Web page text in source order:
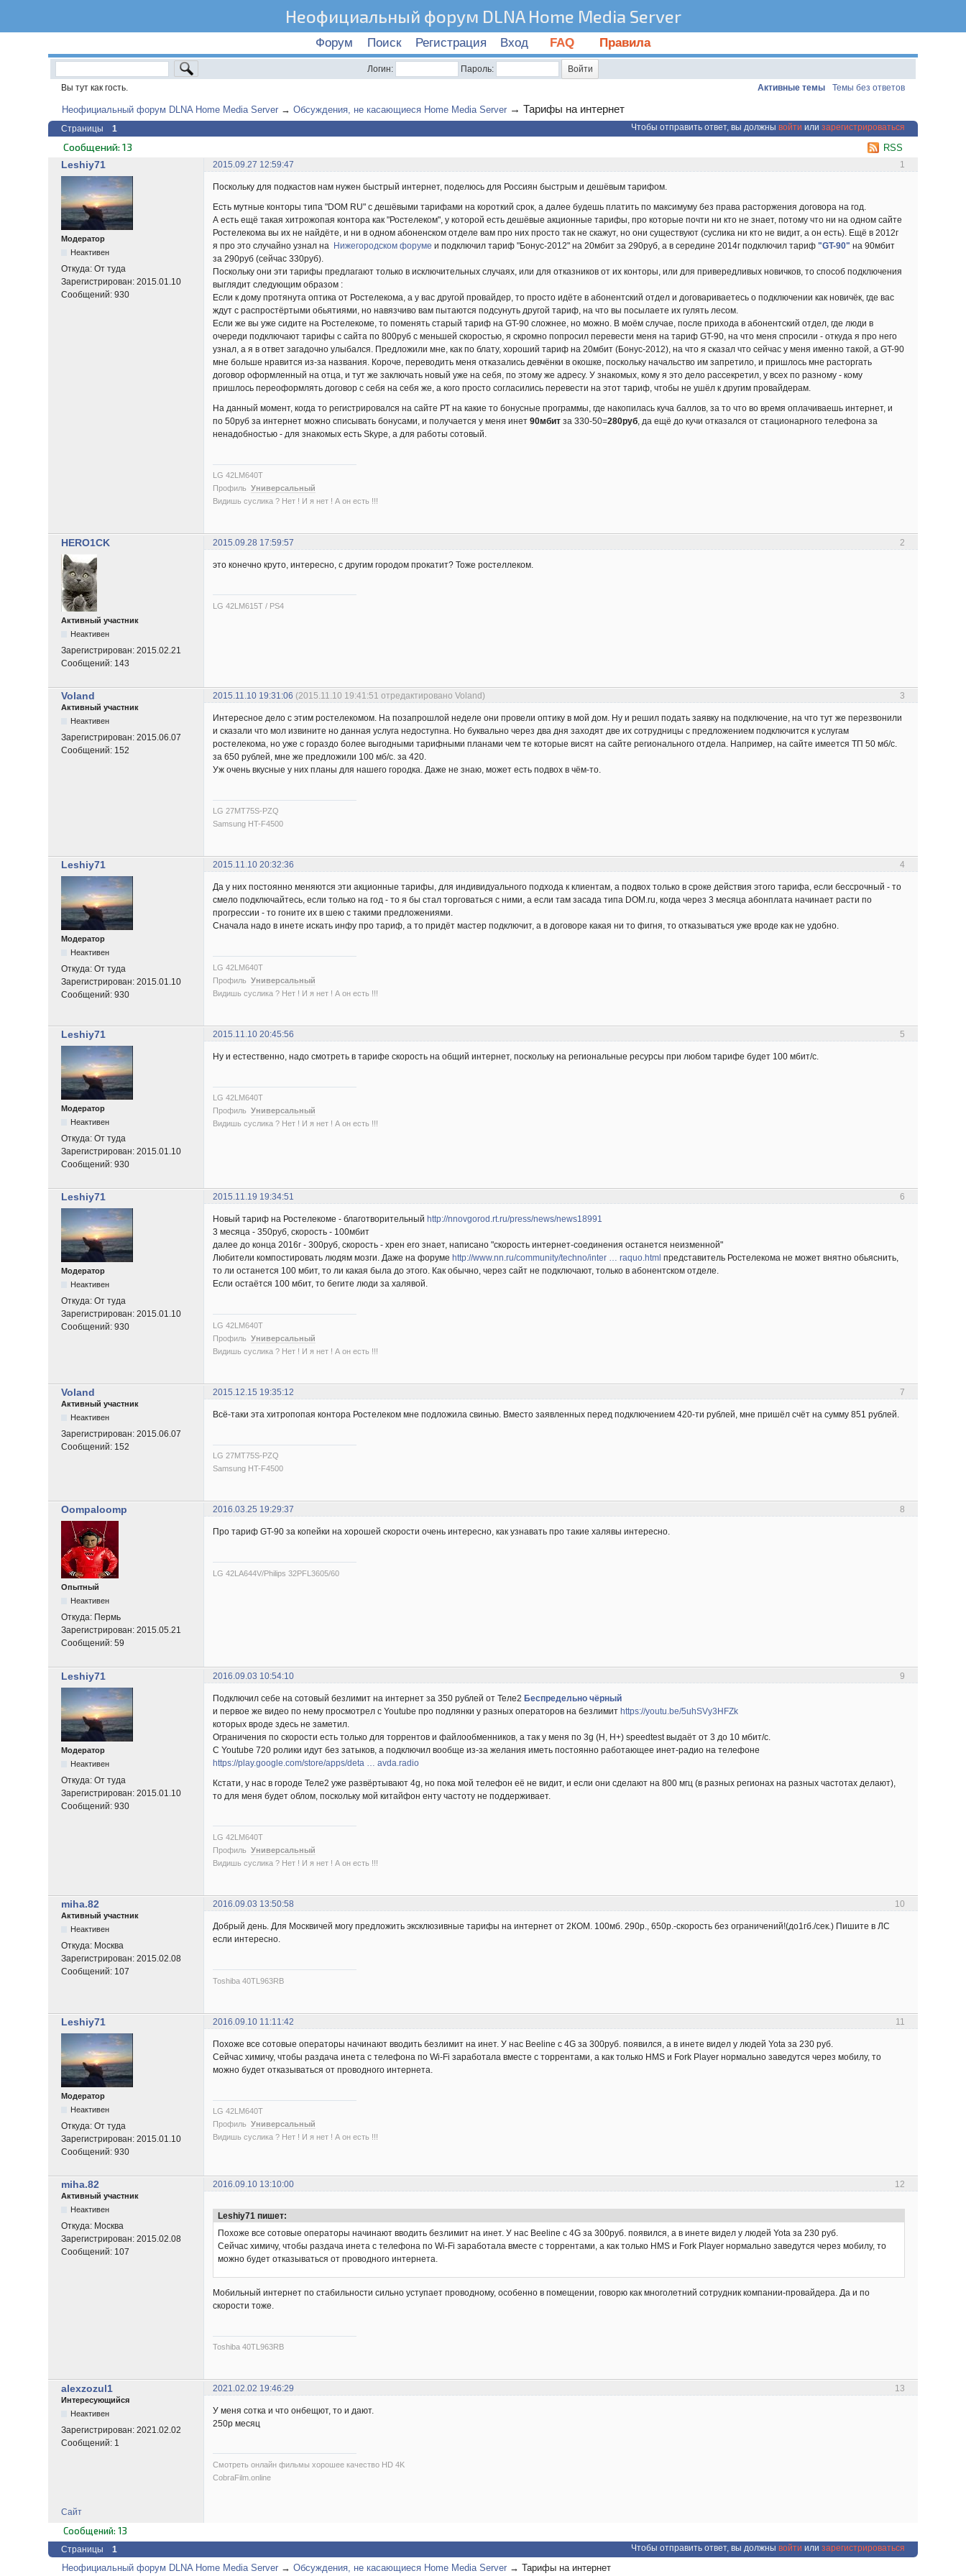
Неофициальный форум DLNA Home Media Server
Форум Поиск Регистрация Вход FAQ Правила
Логин:
Пароль:
Вы тут как гость.
Активные темы Темы без ответов
Неофициальный форум DLNA Home Media Server → Обсуждения, не касающиеся Home Media Server → Тарифы на интернет
Страницы 1 Чтобы отправить ответ, вы должны войти или зарегистрироваться
RSS
Сообщений: 13
1
Leshiy71 2015.09.27 12:59:47
Модератор
Неактивен
Откуда:От туда
Зарегистрирован:2015.01.10
Сообщений:930
Поскольку для подкастов нам нужен быстрый интернет, поделюсь для Россиян быстрым и дешёвым тарифом.
Есть мутные конторы типа "DOM RU" с дешёвыми тарифами на короткий срок, а далее будешь платить по максимуму без права расторжения договора на год.
А есть ещё такая хитрожопая контора как "Ростелеком", у которой есть дешёвые акционные тарифы, про которые почти ни кто не знает, потому что ни на одном сайте
Ростелекома вы их не найдёте, и ни в одном абоненском отделе вам про них просто так не скажут, но они существуют (суслика ни кто не видит, а он есть). Ещё в 2012г
я про это случайно узнал на Нижегородском форумеи подключил тариф "Бонус-2012" на 20мбит за 290руб, а в середине 2014г подключил тариф"GT-90" на 90мбит
за 290руб (сейчас 330руб).
Поскольку они эти тарифы предлагают только в исключительных случаях, или для отказников от их конторы, или для привередливых новичков, то способ подключения
выглядит следующим образом :
Если к дому протянута оптика от Ростелекома, а у вас другой провайдер, то просто идёте в абонентский отдел и договариваетесь о подключении как новичёк, где вас
ждут с распростёртыми обьятиями, но навязчиво вам пытаются подсунуть другой тариф, на что вы посылаете их гулять лесом.
Если же вы уже сидите на Ростелекоме, то поменять старый тариф на GT-90 сложнее, но можно. В моём случае, после прихода в абонентский отдел, где люди в
очереди подключают тарифы с сайта по 800руб с меньшей скоростью, я скромно попросил перевести меня на тариф GT-90, на что меня спросили - откуда я про него
узнал, а я в ответ загадочно улыбался. Предложили мне, как по блату, хороший тариф на 20мбит (Бонус-2012), на что я сказал что сейчас у меня именно такой, а GT-90
мне больше нравится из-за названия. Короче, переводить меня отказались девчёнки в окошке, поскольку начальство им запретило, и пришлось мне расторгать
договор оформленный на отца, и тут же заключать новый уже на себя, по этому же адресу. У знакомых, кому я это дело рассекретил, у всех по разному - кому
пришлось переоформлять договор с себя на себя же, а кого просто согласились перевести на этот тариф, чтобы не ушёл к другим провайдерам.
На данный момент, когда то регистрировался на сайте РТ на какие то бонусные программы, где накопилась куча баллов, за то что во время оплачиваешь интернет, и
по 50руб за интернет можно списывать бонусами, и получается у меня инет90мбит за 330-50=280руб, да ещё до кучи отказался от стационарного телефона за
ненадобностью - для знакомых есть Skype, а для работы сотовый.
LG 42LM640T
ПрофильУниверсальный
Видишь суслика ? Нет ! И я нет ! А он есть !!!
2
HERO1CK 2015.09.28 17:59:57
Активный участник
Неактивен
Зарегистрирован:2015.02.21
Сообщений: 143
это конечно круто, интересно, с другим городом прокатит? Тоже ростеллеком.
LG 42LM615T / PS4
3
Voland 2015.11.10 19:31:06 (2015.11.10 19:41:51 отредактировано Voland)
Активный участник
Неактивен
Зарегистрирован:2015.06.07
Сообщений: 152
Интересное дело с этим ростелекомом. На позапрошлой неделе они провели оптику в мой дом. Ну и решил подать заявку на подключение, на что тут же перезвонили
и сказали что мол извините но данная услуга недоступна. Но буквально через два дня заходят две их сотрудницы с предложением подключится к услугам
ростелекома, но уже с гораздо более выгодными тарифными планами чем те которые висят на сайте регионального отдела. Например, на сайте имеется ТП 50 мб/с.
за 650 рублей, мне же предложили 100 мб/с. за 420.
Уж очень вкусные у них планы для нашего городка. Даже не знаю, может есть подвох в чём-то.
LG 27MT75S-PZQ
Samsung HT-F4500
4
Leshiy71 2015.11.10 20:32:36
Модератор
Неактивен
Откуда:От туда
Зарегистрирован:2015.01.10
Сообщений:930
Да у них постоянно меняются эти акционные тарифы, для индивидуального подхода к клиентам, а подвох только в сроке действия этого тарифа, если бессрочный - то
смело подключайтесь, если только на год - то я бы стал торговаться с ними, а если там засада типа DOM.ru, когда через 3 месяца абонплата начинает расти по
прогрессии - то гоните их в шею с такими предложениями.
Сначала надо в инете искать инфу про тариф, а то придёт мастер подключит, а в договоре какая ни то фигня, то отказываться уже вроде как не удобно.
LG 42LM640T
ПрофильУниверсальный
Видишь суслика ? Нет ! И я нет ! А он есть !!!
5
Leshiy71 2015.11.10 20:45:56
Модератор
Неактивен
Откуда:От туда
Зарегистрирован:2015.01.10
Сообщений:930
Ну и естественно, надо смотреть в тарифе скорость на общий интернет, поскольку на региональные ресурсы при любом тарифе будет 100 мбит/с.
LG 42LM640T
ПрофильУниверсальный
Видишь суслика ? Нет ! И я нет ! А он есть !!!
6
Leshiy71 2015.11.19 19:34:51
Модератор
Неактивен
Откуда:От туда
Зарегистрирован:2015.01.10
Сообщений:930
Новый тариф на Ростелекоме - благотворительный http://nnovgorod.rt.ru/press/news/news18991
3 месяца - 350руб, скорость - 100мбит
далее до конца 2016г - 300руб, скорость - хрен его знает, написано "скорость интернет-соединения останется неизменной"
Любители компостировать людям мозги. Даже на форуме http://www.nn.ru/community/techno/inter … raquo.html представитель Ростелекома не может внятно обьяснить,
то ли останется 100 мбит, то ли какая была до этого. Как обычно, через сайт не подключают, только в абонентском отделе.
Если остаётся 100 мбит, то бегите люди за халявой.
LG 42LM640T
ПрофильУниверсальный
Видишь суслика ? Нет ! И я нет ! А он есть !!!
7
Voland 2015.12.15 19:35:12
Активный участник
Неактивен
Зарегистрирован:2015.06.07
Сообщений: 152
Всё-таки эта хитропопая контора Ростелеком мне подложила свинью. Вместо заявленных перед подключением 420-ти рублей, мне пришёл счёт на сумму 851 рублей.
LG 27MT75S-PZQ
Samsung HT-F4500
8
Oompaloomp 2016.03.25 19:29:37
Опытный
Неактивен
Откуда: Пермь
Зарегистрирован:2015.05.21
Сообщений:59
Про тариф GT-90 за копейки на хорошей скорости очень интересно, как узнавать про такие халявы интересно.
LG 42LA644V/Philips 32PFL3605/60
9
Leshiy71 2016.09.03 10:54:10
Модератор
Неактивен
Откуда:От туда
Зарегистрирован:2015.01.10
Сообщений:930
Подключил себе на сотовый безлимит на интернет за 350 рублей от Теле2Беспредельно чёрный
и первое же видео по нему просмотрел с Youtube про подлянки у разных операторов на безлимитhttps://youtu.be/5uhSVy3HFZk
которых вроде здесь не заметил.
Ограничения по скорости есть только для торрентов и файлообменников, а так у меня по 3g (H, H+) speedtest выдаёт от 3 до 10 мбит/с.
С Youtube 720 ролики идут без затыков, а подключил вообще из-за желания иметь постоянно работающее инет-радио на телефоне
https://play.google.com/store/apps/deta … avda.radio
Кстати, у нас в городе Теле2 уже развёртывают 4g, но пока мой телефон её не видит, и если они сделают на 800 мгц (в разных регионах на разных частотах делают),
то для меня будет облом, поскольку мой китайфон енту частоту не поддерживает.
LG 42LM640T
ПрофильУниверсальный
Видишь суслика ? Нет ! И я нет ! А он есть !!!
10
miha.82 2016.09.03 13:50:58
Активный участник
Неактивен
Откуда: Москва
Зарегистрирован:2015.02.08
Сообщений: 107
Добрый день. Для Москвичей могу предложить эксклюзивные тарифы на интернет от 2КОМ. 100мб. 290р., 650р.-скорость без ограничений!(до1гб./сек.) Пишите в ЛС
если интересно.
Toshiba 40TL963RB
11
Leshiy71 2016.09.10 11:11:42
Модератор
Неактивен
Откуда:От туда
Зарегистрирован:2015.01.10
Сообщений:930
Похоже все сотовые операторы начинают вводить безлимит на инет. У нас Beeline с 4G за 300руб. появился, а в инете видел у людей Yota за 230 руб.
Сейчас химичу, чтобы раздача инета с телефона по Wi-Fi заработала вместе с торрентами, а как только HMS и Fork Player нормально заведутся через мобилу, то
можно будет отказываться от проводного интернета.
LG 42LM640T
ПрофильУниверсальный
Видишь суслика ? Нет ! И я нет ! А он есть !!!
12
miha.82 2016.09.10 13:10:00
Активный участник
Неактивен
Откуда: Москва
Зарегистрирован:2015.02.08
Сообщений: 107
Leshiy71 пишет:
Похоже все сотовые операторы начинают вводить безлимит на инет. У нас Beeline с 4G за 300руб. появился, а в инете видел у людей Yota за 230 руб.
Сейчас химичу, чтобы раздача инета с телефона по Wi-Fi заработала вместе с торрентами, а как только HMS и Fork Player нормально заведутся через мобилу, то
можно будет отказываться от проводного интернета.
Мобильный интернет по стабильности сильно уступает проводному, особенно в помещении, говорю как многолетний сотрудник компании-провайдера. Да и по
скорости тоже.
Toshiba 40TL963RB
13
alexzozul1 2021.02.02 19:46:29
Интересующийся
Неактивен
Зарегистрирован:2021.02.02
Сообщений: 1
У меня сотка и что онбещют, то и дают.
250р месяц
Смотреть онлайн фильмы хорошее качество HD 4K
CobraFilm.online
Сайт
Сообщений: 13
Страницы 1 Чтобы отправить ответ, вы должны войти или зарегистрироваться
Неофициальный форум DLNA Home Media Server → Обсуждения, не касающиеся Home Media Server → Тарифы на интернет